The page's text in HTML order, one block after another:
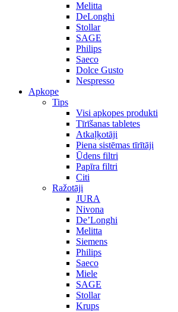
Melitta
DeLonghi
Stollar
SAGE
Philips
Saeco
Dolce Gusto
Nespresso
Apkope
Tips
Visi apkopes produkti
Tīrīšanas tabletes
Atkaļķotāji
Piena sistēmas tīrītāji
Ūdens filtri
Papīra filtri
Citi
Ražotāji
JURA
Nivona
De’Longhi
Melitta
Siemens
Philips
Saeco
Miele
SAGE
Stollar
Krups